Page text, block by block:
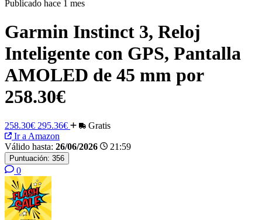
Publicado hace 1 mes
Garmin Instinct 3, Reloj
Inteligente con GPS, Pantalla
AMOLED de 45 mm por
258.30€
258.30€ 295.36€
Gratis
Ir a Amazon
Válido hasta: 26/06/2026 21:59
Puntuación: 356
0